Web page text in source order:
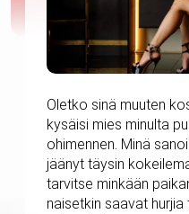
Oletko sinä muuten
kysäisi mies minulta
ohimennen. Minä
jäänyt täysin
tarvitse minkään
naisetkin saavat hurjia